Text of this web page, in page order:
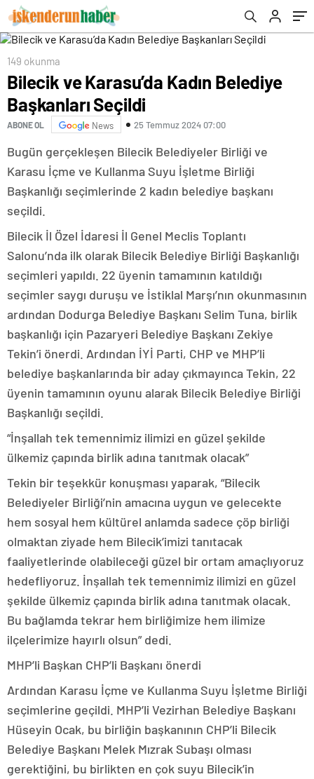
149 okunma
Bilecik ve Karasu’da Kadın Belediye
Başkanları Seçildi
ABONE OL News 25 Temmuz 2024 07:00
Bugün gerçekleşen Bilecik Belediyeler Birliği ve
Karasu İçme ve Kullanma Suyu İşletme Birliği
Başkanlığı seçimlerinde 2 kadın belediye başkanı
seçildi.
Bilecik İl Özel İdaresi İl Genel Meclis Toplantı
Salonu’nda ilk olarak Bilecik Belediye Birliği Başkanlığı
seçimleri yapıldı. 22 üyenin tamamının katıldığı
seçimler saygı duruşu ve İstiklal Marşı’nın okunmasının
ardından Dodurga Belediye Başkanı Selim Tuna, birlik
başkanlığı için Pazaryeri Belediye Başkanı Zekiye
Tekin’i önerdi. Ardından İYİ Parti, CHP ve MHP’li
belediye başkanlarında bir aday çıkmayınca Tekin, 22
üyenin tamamının oyunu alarak Bilecik Belediye Birliği
Başkanlığı seçildi.
“İnşallah tek temennimiz ilimizi en güzel şekilde
ülkemiz çapında birlik adına tanıtmak olacak”
Tekin bir teşekkür konuşması yaparak, “Bilecik
Belediyeler Birliği’nin amacına uygun ve gelecekte
hem sosyal hem kültürel anlamda sadece çöp birliği
olmaktan ziyade hem Bilecik’imizi tanıtacak
faaliyetlerinde olabileceği güzel bir ortam amaçlıyoruz
hedefliyoruz. İnşallah tek temennimiz ilimizi en güzel
şekilde ülkemiz çapında birlik adına tanıtmak olacak.
Bu bağlamda tekrar hem birliğimize hem ilimize
ilçelerimize hayırlı olsun” dedi.
MHP’li Başkan CHP’li Başkanı önerdi
Ardından Karasu İçme ve Kullanma Suyu İşletme Birliği
seçimlerine geçildi. MHP’li Vezirhan Belediye Başkanı
Hüseyin Ocak, bu birliğin başkanının CHP’li Bilecik
Belediye Başkanı Melek Mızrak Subaşı olması
gerektiğini, bu birlikten en çok suyu Bilecik’in